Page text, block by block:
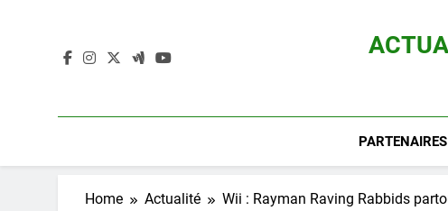
PARTENAIRES
Home Actualité Wii : Rayman Raving Rabbids